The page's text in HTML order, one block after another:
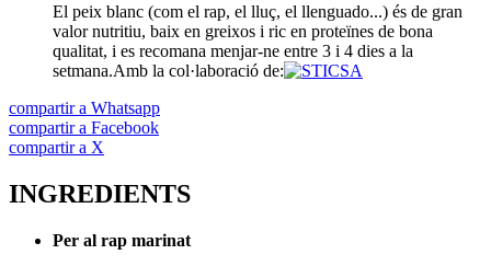
El peix blanc (com el rap, el lluç, el llenguado...) és de gran
valor nutritiu, baix en greixos i ric en proteïnes de bona
qualitat, i es recomana menjar-ne entre 3 i 4 dies a la
setmana.Amb la col·laboració de:
compartir a Whatsapp
compartir a Facebook
compartir a X
INGREDIENTS
Per al rap marinat